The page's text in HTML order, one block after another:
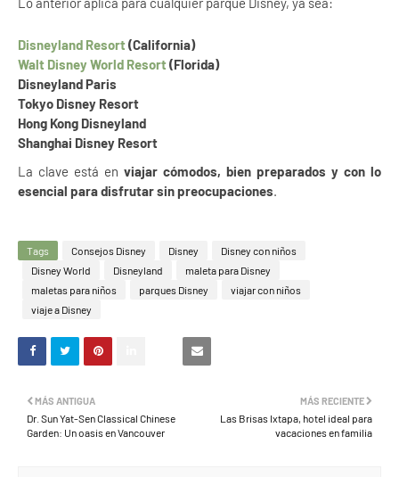
Disneyland Resort(California)
Walt Disney World Resort(Florida)
Disneyland Paris
Tokyo Disney Resort
Hong Kong Disneyland
Shanghai Disney Resort
La clave está en viajar cómodos, bien preparados y con lo
esencial para disfrutar sin preocupaciones.
Tags Consejos Disney Disney
Disney con niños
Disney World
Disneyland
maleta para Disney
maletas para niños
parques Disney
viajar con niños
viaje a Disney
MÁS RECIENTE
Las Brisas Ixtapa, hotel ideal para
vacaciones en familia
MÁS ANTIGUA
Dr. Sun Yat-Sen Classical Chinese
Garden: Un oasis en Vancouver